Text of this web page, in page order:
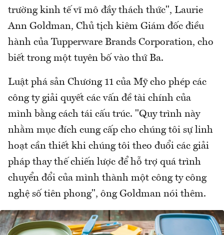
trường kinh tế vĩ mô đầy thách thức", Laurie
Ann Goldman, Chủ tịch kiêm Giám đốc điều
hành của Tupperware Brands Corporation, cho
biết trong một tuyên bố vào thứ Ba.
Luật phá sản Chương 11 của Mỹ cho phép các
công ty giải quyết các vấn đề tài chính của
mình bằng cách tái cấu trúc. "Quy trình này
nhằm mục đích cung cấp cho chúng tôi sự linh
hoạt cần thiết khi chúng tôi theo đuổi các giải
pháp thay thế chiến lược để hỗ trợ quá trình
chuyển đổi của mình thành một công ty công
nghệ số tiên phong", ông Goldman nói thêm.